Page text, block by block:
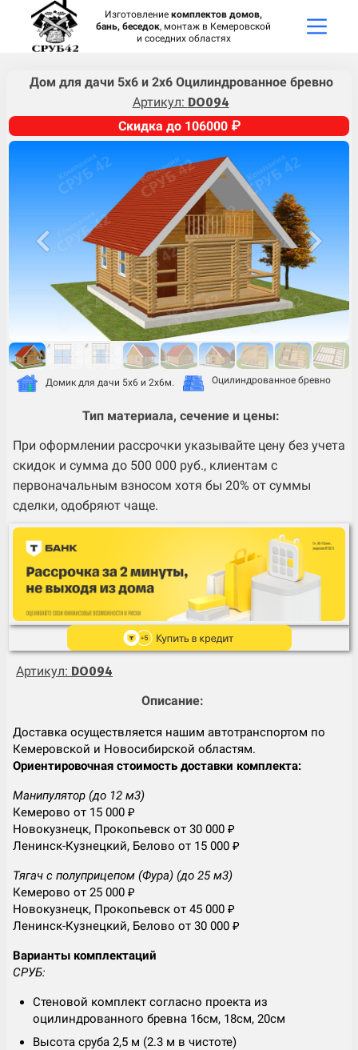
Изготовление комплектов домов,
бань, беседок, монтаж в Кемеровской
и соседних областях
Дом для дачи 5х6 и 2х6 Оцилиндрованное бревно
Артикул: DO094
Скидка до 106000 ₽
Домик для дачи 5х6 и 2х6м. Оцилиндрованное бревно
Тип материала, сечение и цены:
При оформлении рассрочки указывайте цену без учета
скидок и сумма до 500 000 руб., клиентам с
первоначальным взносом хотя бы 20% от суммы
сделки, одобряют чаще.
Артикул: DO094
Описание:
Доставка осуществляется нашим автотранспортом по
Кемеровской и Новосибирской областям.
Ориентировочная стоимость доставки комплекта:
Манипулятор (до 12 м3)
Кемерово от 15 000 ₽
Новокузнецк, Прокопьевск от 30 000 ₽
Ленинск-Кузнецкий, Белово от 15 000 ₽
Тягач с полуприцепом (Фура) (до 25 м3)
Кемерово от 25 000 ₽
Новокузнецк, Прокопьевск от 45 000 ₽
Ленинск-Кузнецкий, Белово от 30 000 ₽
Варианты комплектаций
СРУБ:
Стеновой комплект согласно проекта из
оцилиндрованного бревна 16см, 18см, 20см
Высота сруба 2,5 м (2.3 м в чистоте)